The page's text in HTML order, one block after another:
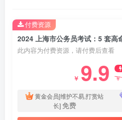
此内容为付费资源，请付费后查看
￥ 9.9 ￥
黄金会员[维护不易,打赏站
长] 免费
付费资源